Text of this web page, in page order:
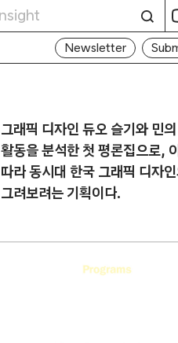
Newsletter
그래픽 디자인 듀오 슬기와 민
활동을 분석한 첫 평론집으로,
따라 동시대 한국 그래픽 디자
그려보려는 기획이다.